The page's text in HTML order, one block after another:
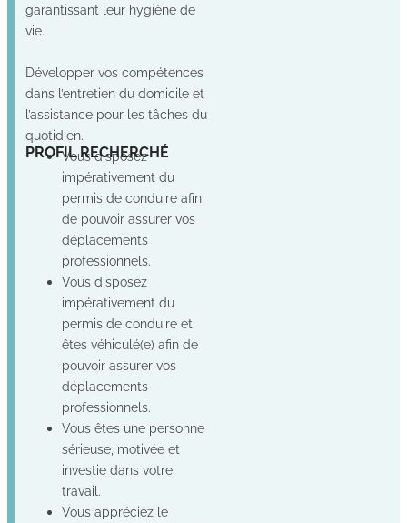
garantissant leur hygiène de
vie.
Développer vos compétences
dans l’entretien du domicile et
l’assistance pour les tâches du
quotidien.
PROFIL RECHERCHÉ
NonOuiOui
Vous disposez
impérativement du
permis de conduire afin
de pouvoir assurer vos
déplacements
professionnels.
Vous disposez
impérativement du
permis de conduire et
êtes véhiculé(e) afin de
pouvoir assurer vos
déplacements
professionnels.
Vous êtes une personne
sérieuse, motivée et
investie dans votre
travail.
Vous appréciez le